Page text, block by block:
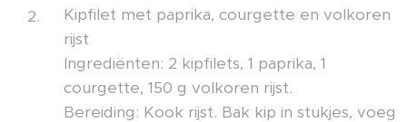
Kipfilet met paprika, courgette en volkoren
rijst
Ingrediënten: 2 kipfilets, 1 paprika, 1
courgette, 150 g volkoren rijst.
Bereiding: Kook rijst. Bak kip in stukjes, voeg